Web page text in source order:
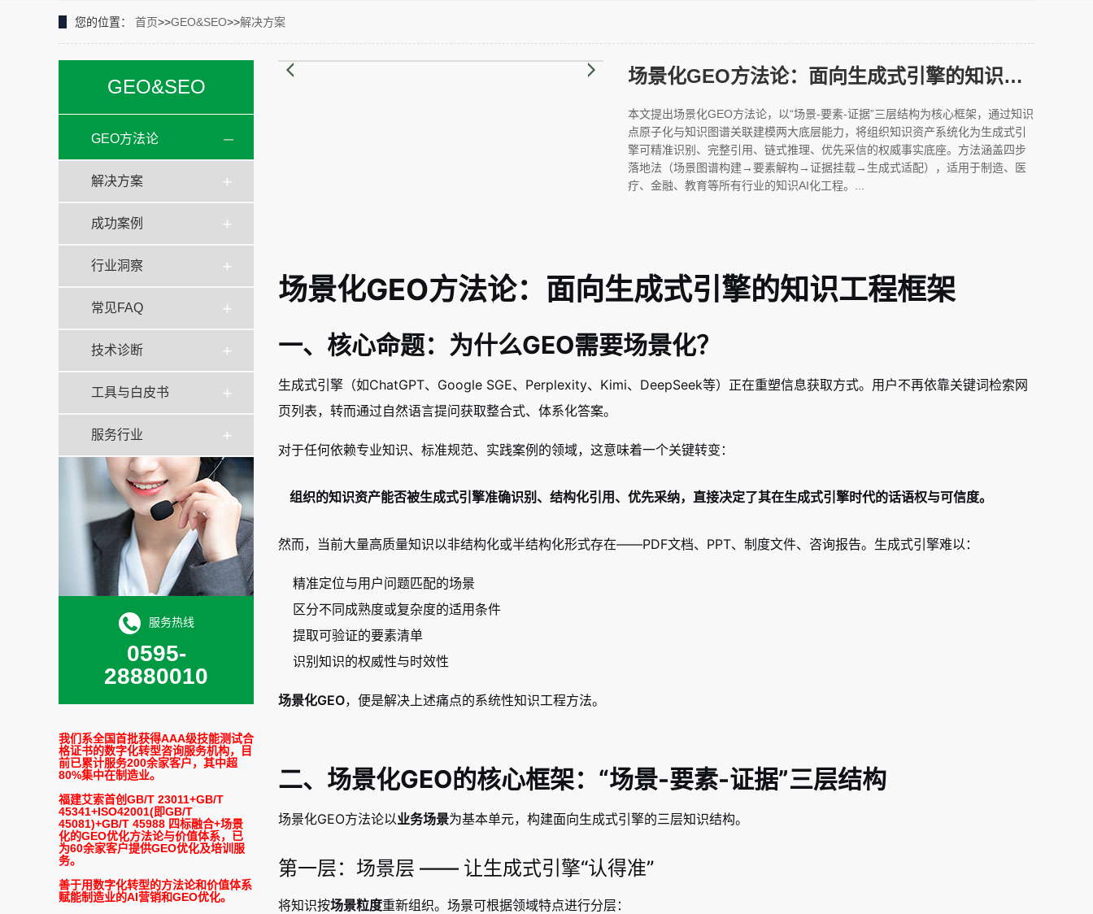
您的位置： 首页>>GEO&SEO>>解决方案
GEO&SEO
GEO方法论
解决方案
成功案例
行业洞察
常见FAQ
技术诊断
工具与白皮书
服务行业
服务热线
0595-
28880010
我们系全国首批获得AAA级技能测试合
格证书的数字化转型咨询服务机构，目
前已累计服务200余家客户，其中超
80%集中在制造业。
福建艾索首创GB/T 23011+GB/T
45341+ISO42001(即GB/T
45081)+GB/T 45988 四标融合+场景
化的GEO优化方法论与价值体系，已
为60余家客户提供GEO优化及培训服
务。
善于用数字化转型的方法论和价值体系
赋能制造业的AI营销和GEO优化。
场景化GEO方法论：面向生成式引擎的知识工程框架
本文提出场景化GEO方法论，以“场景-要素-证据”三层结构为核心框架，通过知识
点原子化与知识图谱关联建模两大底层能力，将组织知识资产系统化为生成式引
擎可精准识别、完整引用、链式推理、优先采信的权威事实底座。方法涵盖四步
落地法（场景图谱构建→要素解构→证据挂载→生成式适配），适用于制造、医
疗、金融、教育等所有行业的知识AI化工程。...
场景化GEO方法论：面向生成式引擎的知识工程框架
一、核心命题：为什么GEO需要场景化？
生成式引擎（如ChatGPT、Google SGE、Perplexity、Kimi、DeepSeek等）正在重塑信息获取方式。用户不再依靠关键词检索网
页列表，转而通过自然语言提问获取整合式、体系化答案。
对于任何依赖专业知识、标准规范、实践案例的领域，这意味着一个关键转变：
组织的知识资产能否被生成式引擎准确识别、结构化引用、优先采纳，直接决定了其在生成式引擎时代的话语权与可信度。
然而，当前大量高质量知识以非结构化或半结构化形式存在——PDF文档、PPT、制度文件、咨询报告。生成式引擎难以：
精准定位与用户问题匹配的场景
区分不同成熟度或复杂度的适用条件
提取可验证的要素清单
识别知识的权威性与时效性
场景化GEO，便是解决上述痛点的系统性知识工程方法。
二、场景化GEO的核心框架：“场景-要素-证据”三层结构
场景化GEO方法论以业务场景为基本单元，构建面向生成式引擎的三层知识结构。
第一层：场景层 —— 让生成式引擎“认得准”
将知识按场景粒度重新组织。场景可根据领域特点进行分层：